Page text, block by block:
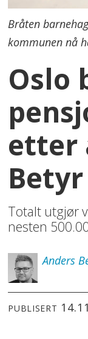
Bråten
kommunen nå
Oslo
etter
Totalt utgjør
nesten
Anders
PUBLISERT